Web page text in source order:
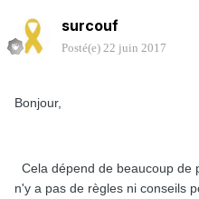
surcouf
Posté(e) 22 juin 2017
Bonjour,
Cela dépend de beaucoup de
n'y a pas de règles ni conseils